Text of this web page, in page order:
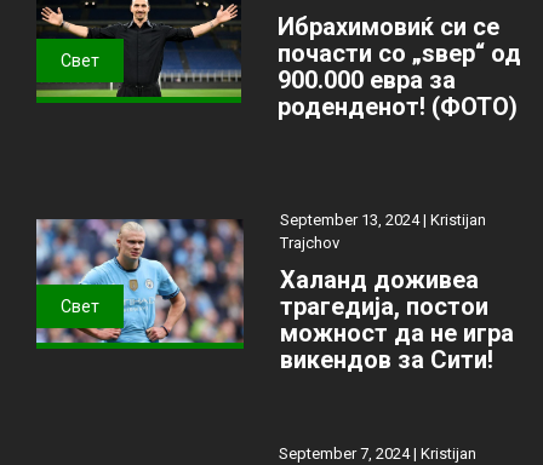
Свет
Ибрахимовиќ си се
почасти со „ѕвер“ од
900.000 евра за
роденденот! (ФОТО)
Свет
September 13, 2024 | Kristijan
Trajchov
Халанд доживеа
трагедија, постои
можност да не игра
викендов за Сити!
September 7, 2024 | Kristijan